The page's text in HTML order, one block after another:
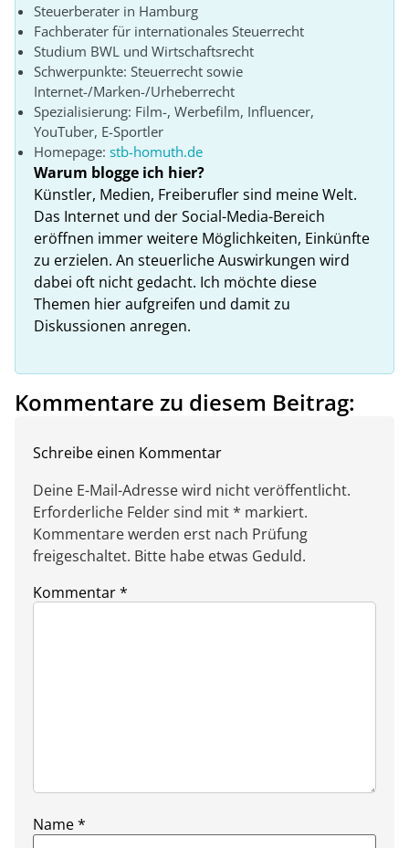
Steuerberater in Hamburg
Fachberater für internationales Steuerrecht
Studium BWL und Wirtschaftsrecht
Schwerpunkte: Steuerrecht sowie
Internet-/Marken-/Urheberrecht
Spezialisierung: Film-, Werbefilm, Influencer,
YouTuber, E-Sportler
Homepage: stb-homuth.de
Warum blogge ich hier?
Künstler, Medien, Freiberufler sind meine Welt.
Das Internet und der Social-Media-Bereich
eröffnen immer weitere Möglichkeiten, Einkünfte
zu erzielen. An steuerliche Auswirkungen wird
dabei oft nicht gedacht. Ich möchte diese
Themen hier aufgreifen und damit zu
Diskussionen anregen.
Kommentare zu diesem Beitrag:
Schreibe einen Kommentar
Deine E-Mail-Adresse wird nicht veröffentlicht.
Erforderliche Felder sind mit * markiert.
Kommentare werden erst nach Prüfung
freigeschaltet. Bitte habe etwas Geduld.
Kommentar*
Name*